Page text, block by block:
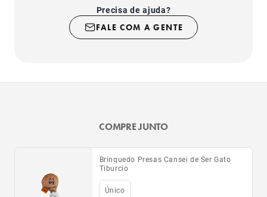
Precisa de ajuda?
FALE COM A GENTE
COMPRE JUNTO
Brinquedo Presas Cansei de Ser Gato
Tiburcio
Único